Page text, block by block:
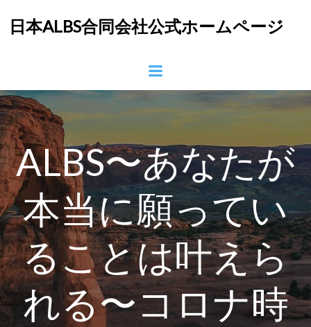
ン
ツ
へ
ス
プ
日本ALBS合同会社公式ホームページ
ALBS〜あなたが
本当に願ってい
ることは叶えら
れる〜コロナ時